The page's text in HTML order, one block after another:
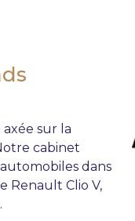
sur la
cabinet
dans
Renault Clio V,